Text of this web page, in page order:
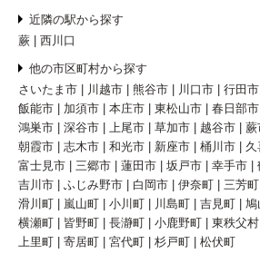
近隣の駅から探す
蕨
西川口
他の市区町村から探す
さいたま市
川越市 熊谷市 川口市 行田市
飯能市
加須市 本庄市 東松山市 春日部市
鴻巣市
深谷市 上尾市 草加市 越谷市 蕨
朝霞市
志木市 和光市 新座市 桶川市 久
富士見市
三郷市 蓮田市 坂戸市 幸手市
吉川市
ふじみ野市 白岡市 伊奈町 三芳町
滑川町
嵐山町 小川町 川島町 吉見町 鳩
横瀬町
皆野町 長瀞町 小鹿野町 東秩父村
上里町
寄居町 宮代町 杉戸町 松伏町